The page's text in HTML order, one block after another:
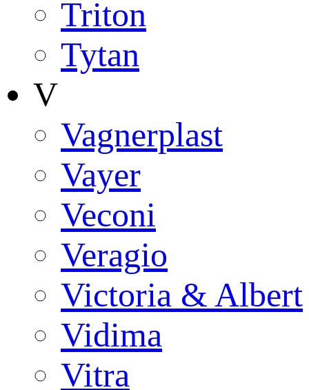
Triton
Tytan
V
Vagnerplast
Vayer
Veconi
Veragio
Victoria & Albert
Vidima
Vitra